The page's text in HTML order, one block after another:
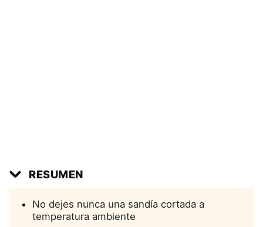
RESUMEN
No dejes nunca una sandía cortada a
temperatura ambiente